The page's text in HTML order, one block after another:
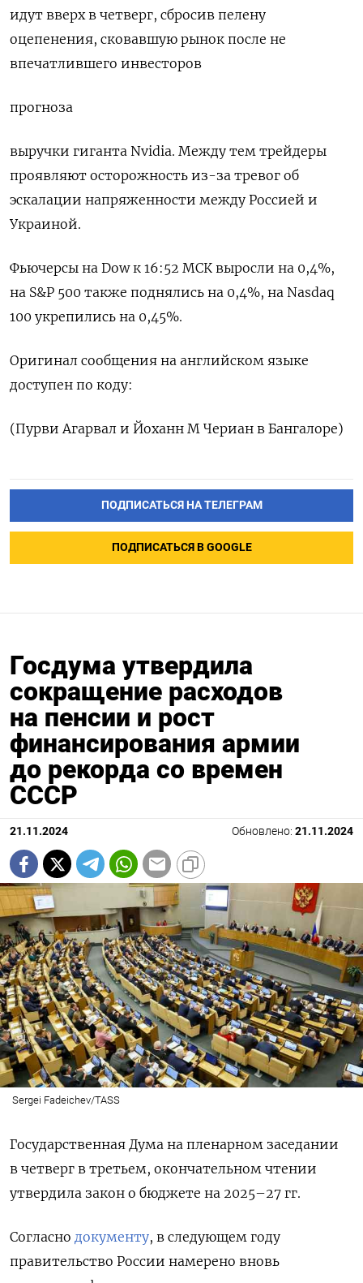
идут вверх в четверг, сбросив пелену
оцепенения, сковавшую рынок после не
впечатлившего инвесторов
прогноза
выручки гиганта Nvidia. Между тем трейдеры
проявляют осторожность из-за тревог об
эскалации напряженности между Россией и
Украиной.
Фьючерсы на Dow к 16:52 МСК выросли на 0,4%,
на S&P 500 также поднялись на 0,4%, на Nasdaq
100 укрепились на 0,45%.
Оригинал сообщения на английском языке
доступен по коду:
(Пурви Агарвал и Йоханн М Чериан в Бангалоре)
ПОДПИСАТЬСЯ НА ТЕЛЕГРАМ
ПОДПИСАТЬСЯ В GOOGLE
Госдума утвердила
сокращение расходов
на пенсии и рост
финансирования армии
до рекорда со времен
СССР
21.11.2024 Обновлено: 21.11.2024
Sergei Fadeichev/TASS
Государственная Дума на пленарном заседании
в четверг в третьем, окончательном чтении
утвердила закон о бюджете на 2025–27 гг.
Согласно документу, в следующем году
правительство России намерено вновь